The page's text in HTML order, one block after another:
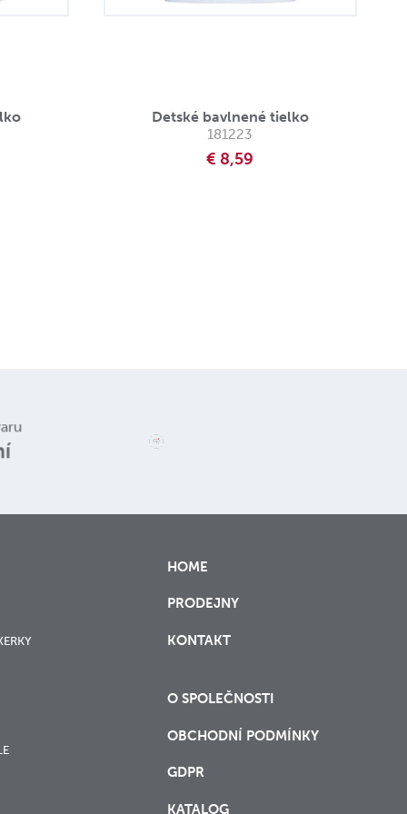
Detské bavlnené tielko
181223
€ 8,59
HOME
PRODEJNY
KONTAKT
O SPOLEČNOSTI
OBCHODNÍ PODMÍNKY
GDPR
KATALOG